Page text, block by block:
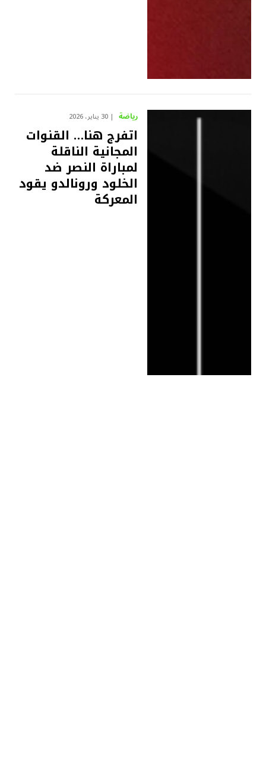
رياضة 30 يناير، 2026
اتفرج هنا… القنوات
المجانية الناقلة
لمباراة النصر ضد
الخلود ورونالدو يقود
المعركة